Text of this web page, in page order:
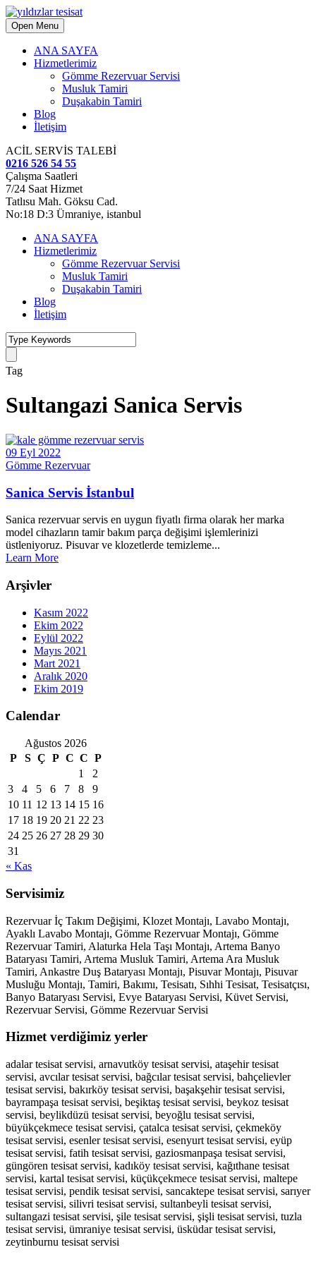
Open Menu
ANA SAYFA
Hizmetlerimiz
Gömme Rezervuar Servisi
Musluk Tamiri
Duşakabin Tamiri
Blog
İletişim
ACİL SERVİS TALEBİ
0216 526 54 55
Çalışma Saatleri
7/24 Saat Hizmet
Tatlısu Mah. Göksu Cad.
No:18 D:3 Ümraniye, istanbul
ANA SAYFA
Hizmetlerimiz
Gömme Rezervuar Servisi
Musluk Tamiri
Duşakabin Tamiri
Blog
İletişim
Tag
Sultangazi Sanica Servis
09 Eyl 2022
Gömme Rezervuar
Sanica Servis İstanbul
Sanica rezervuar servis en uygun fiyatlı firma olarak her marka
model cihazların tamir bakım parça değişimi işlemlerinizi
üstleniyoruz. Pisuvar ve klozetlerde temizleme...
Learn More
Arşivler
Kasım 2022
Ekim 2022
Eylül 2022
Mayıs 2021
Mart 2021
Aralık 2020
Ekim 2019
Calendar
Ağustos 2026
P
S Ç P C C P
1
2
3
4 5 6 7 8
9
10 11 12 13 14 15 16
17 18 19 20 21 22 23
24 25 26 27 28 29 30
31
« Kas
Servisimiz
Rezervuar İç Takım Değişimi, Klozet Montajı, Lavabo Montajı,
Ayaklı Lavabo Montajı, Gömme Rezervuar Montajı, Gömme
Rezervuar Tamiri, Alaturka Hela Taşı Montajı, Artema Banyo
Bataryası Tamiri, Artema Musluk Tamiri, Artema Ara Musluk
Tamiri, Ankastre Duş Bataryası Montajı, Pisuvar Montajı, Pisuvar
Musluğu Montajı, Tamiri, Bakımı, Tesisatı, Sıhhi Tesisat, Tesisatçısı,
Banyo Bataryası Servisi, Evye Bataryası Servisi, Küvet Servisi,
Rezervuar Servisi, Gömme Rezervuar Servisi
Hizmet verdiğimiz yerler
adalar tesisat servisi, arnavutköy tesisat servisi, ataşehir tesisat
servisi, avcılar tesisat servisi, bağcılar tesisat servisi, bahçelievler
tesisat servisi, bakırköy tesisat servisi, başakşehir tesisat servisi,
bayrampaşa tesisat servisi, beşiktaş tesisat servisi, beykoz tesisat
servisi, beylikdüzü tesisat servisi, beyoğlu tesisat servisi,
büyükçekmece tesisat servisi, çatalca tesisat servisi, çekmeköy
tesisat servisi, esenler tesisat servisi, esenyurt tesisat servisi, eyüp
tesisat servisi, fatih tesisat servisi, gaziosmanpaşa tesisat servisi,
güngören tesisat servisi, kadıköy tesisat servisi, kağıthane tesisat
servisi, kartal tesisat servisi, küçükçekmece tesisat servisi, maltepe
tesisat servisi, pendik tesisat servisi, sancaktepe tesisat servisi, sarıyer
tesisat servisi, silivri tesisat servisi, sultanbeyli tesisat servisi,
sultangazi tesisat servisi, şile tesisat servisi, şişli tesisat servisi, tuzla
tesisat servisi, ümraniye tesisat servisi, üsküdar tesisat servisi,
zeytinburnu tesisat servisi